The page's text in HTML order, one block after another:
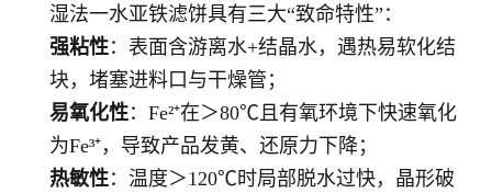
湿法一水亚铁滤饼具有三大“致命特性”：
强粘性：表面含游离水+结晶水，遇热易软化结
块，堵塞进料口与干燥管；
易氧化性：Fe²⁺在＞80℃且有氧环境下快速氧化
为Fe³⁺，导致产品发黄、还原力下降；
热敏性：温度＞120℃时局部脱水过快，晶形破